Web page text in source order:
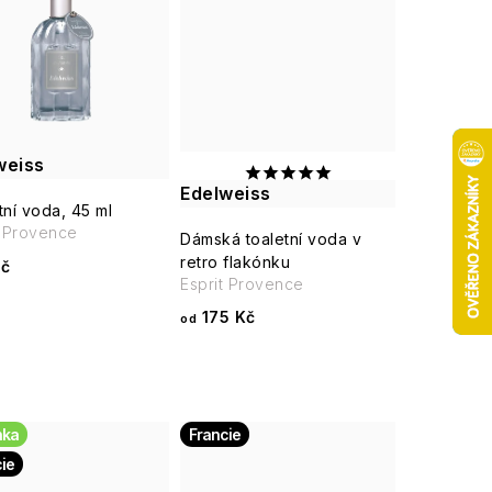
voda, 45 ml
Edelweiss
Dámská toaletní voda v
retro flakónku
od 175 Kč
Esprit Provence
Francie